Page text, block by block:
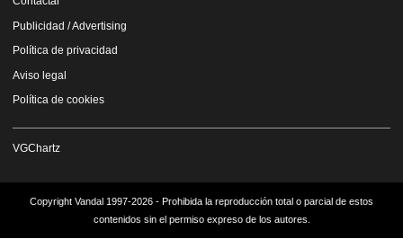
Publicidad / Advertising
Política de privacidad
Aviso legal
Política de cookies
VGChartz
Copyright Vandal 1997-2026 - Prohibida la reproducción total o parcial de estos
contenidos sin el permiso expreso de los autores.